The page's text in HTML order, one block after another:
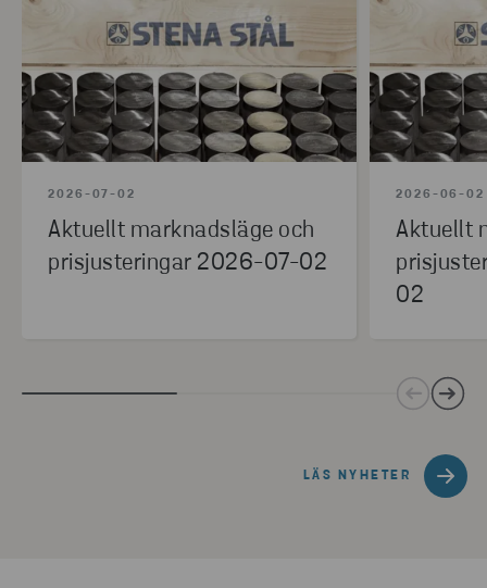
2026-07-02
Aktuellt marknadsläge och
prisjusteringar 2026-07-02
2026-06-02
Aktuellt
02
LÄS NYHETER